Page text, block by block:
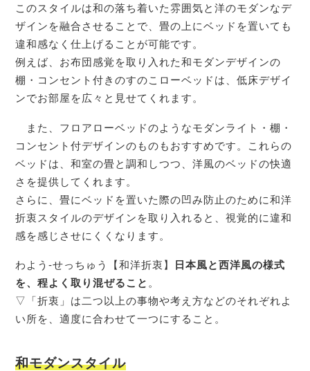
このスタイルは和の落ち着いた雰囲気と洋のモダンなデ
ザインを融合させることで、畳の上にベッドを置いても
違和感なく仕上げることが可能です。
例えば、お布団感覚を取り入れた和モダンデザインの
棚・コンセント付きのすのこローベッドは、低床デザイ
ンでお部屋を広々と見せてくれます。
また、フロアローベッドのようなモダンライト・棚・
コンセント付デザインのものもおすすめです。これらの
ベッドは、和室の畳と調和しつつ、洋風のベッドの快適
さを提供してくれます。
さらに、畳にベッドを置いた際の凹み防止のために和洋
折衷スタイルのデザインを取り入れると、視覚的に違和
感を感じさせにくくなります。
わよう-せっちゅう【和洋折衷】
日本風と西洋風の様式
を、程よく取り混ぜること 。
▽「折衷」は二つ以上の事物や考え方などのそれぞれよ
い所を、適度に合わせて一つにすること。
和モダンスタイル